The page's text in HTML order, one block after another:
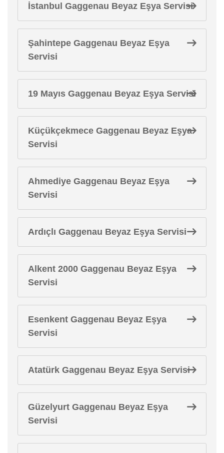
İstanbul Gaggenau Beyaz Eşya Servisi
Şahintepe Gaggenau Beyaz Eşya
Servisi
19 Mayıs Gaggenau Beyaz Eşya Servisi
Küçükçekmece Gaggenau Beyaz Eşya
Servisi
Ahmediye Gaggenau Beyaz Eşya
Servisi
Ardıçlı Gaggenau Beyaz Eşya Servisi
Alkent 2000 Gaggenau Beyaz Eşya
Servisi
Esenkent Gaggenau Beyaz Eşya
Servisi
Atatürk Gaggenau Beyaz Eşya Servisi
Güzelyurt Gaggenau Beyaz Eşya
Servisi